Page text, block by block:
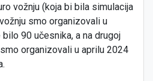
vožnju (koja bi bila simulacija
smo organizovali u
90 učesnika, a na drugoj
organizovali u aprilu 2024